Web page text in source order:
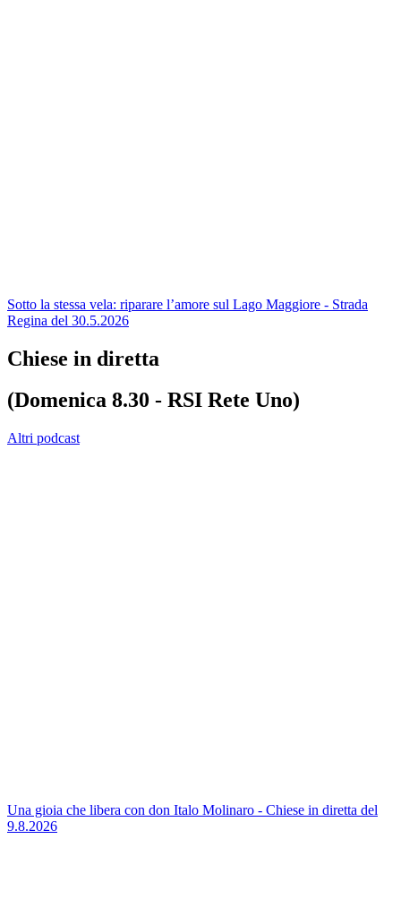
Sotto la stessa vela: riparare l’amore sul Lago Maggiore - Strada
Regina del 30.5.2026
Chiese in diretta
(Domenica 8.30 - RSI Rete Uno)
Altri podcast
Una gioia che libera con don Italo Molinaro - Chiese in diretta del
9.8.2026